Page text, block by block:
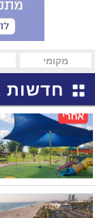
מקומי
חדשות